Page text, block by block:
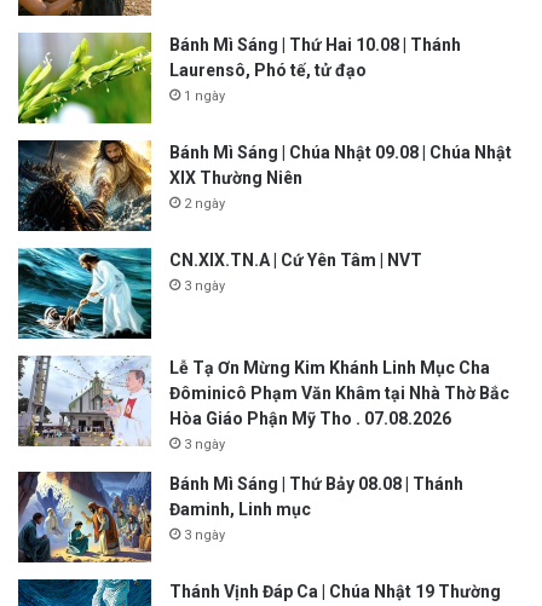
Bánh Mì Sáng | Thứ Hai 10.08 | Thánh
Laurensô, Phó tế, tử đạo
1 ngày
Bánh Mì Sáng | Chúa Nhật 09.08 | Chúa Nhật
XIX Thường Niên
2 ngày
CN.XIX.TN.A | Cứ Yên Tâm | NVT
3 ngày
Lễ Tạ Ơn Mừng Kim Khánh Linh Mục Cha
Đôminicô Phạm Văn Khâm tại Nhà Thờ Bắc
Hòa Giáo Phận Mỹ Tho . 07.08.2026
3 ngày
Bánh Mì Sáng | Thứ Bảy 08.08 | Thánh
Đaminh, Linh mục
3 ngày
Thánh Vịnh Đáp Ca | Chúa Nhật 19 Thường